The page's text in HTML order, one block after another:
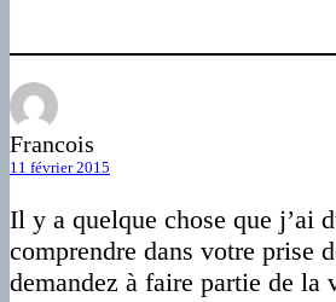
Francois
11 février 2015
Il y a quelque chose que j’ai
comprendre dans votre prise
demandez à faire partie de la